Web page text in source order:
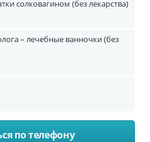
по телефону
солковагином (без лекарства)
– лечебные ванночки (без